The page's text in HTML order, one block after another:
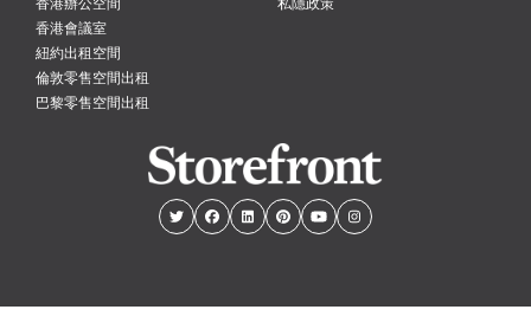
香港會議室
紐約出租空間
倫敦零售空間出租
巴黎零售空間出租